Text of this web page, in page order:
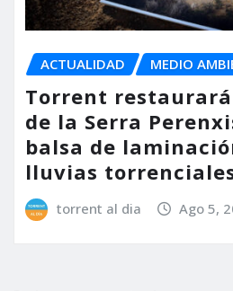
ACTUALIDAD MEDIO
Torrent
de la Serra
balsa de
lluvias
torrent al dia Ago 5,